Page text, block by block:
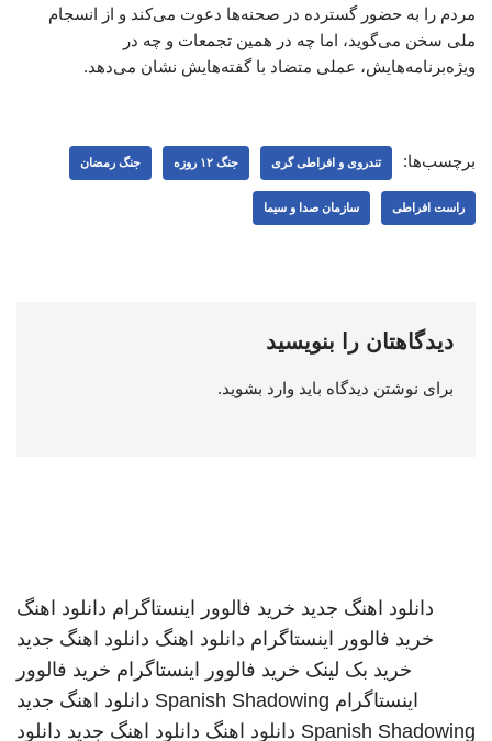
مردم را به حضور گسترده در صحنه‌ها دعوت می‌کند و از انسجام
ملی سخن می‌گوید، اما چه در همین تجمعات و چه در
ویژه‌برنامه‌هایش، عملی متضاد با گفته‌هایش نشان می‌دهد.
برچسب‌ها: تندروی و افراطی گری جنگ ۱۲ روزه جنگ رمضان
راست افراطی سازمان صدا و سیما
دیدگاهتان را بنویسید
برای نوشتن دیدگاه باید وارد بشوید.
دانلود اهنگ جدید خرید فالوور اینستاگرام دانلود اهنگ
خرید فالوور اینستاگرام دانلود اهنگ دانلود اهنگ جدید
خرید بک لینک خرید فالوور اینستاگرام خرید فالوور
اینستاگرام Spanish Shadowing دانلود اهنگ جدید
Spanish Shadowing دانلود اهنگ دانلود اهنگ جدید دانلود